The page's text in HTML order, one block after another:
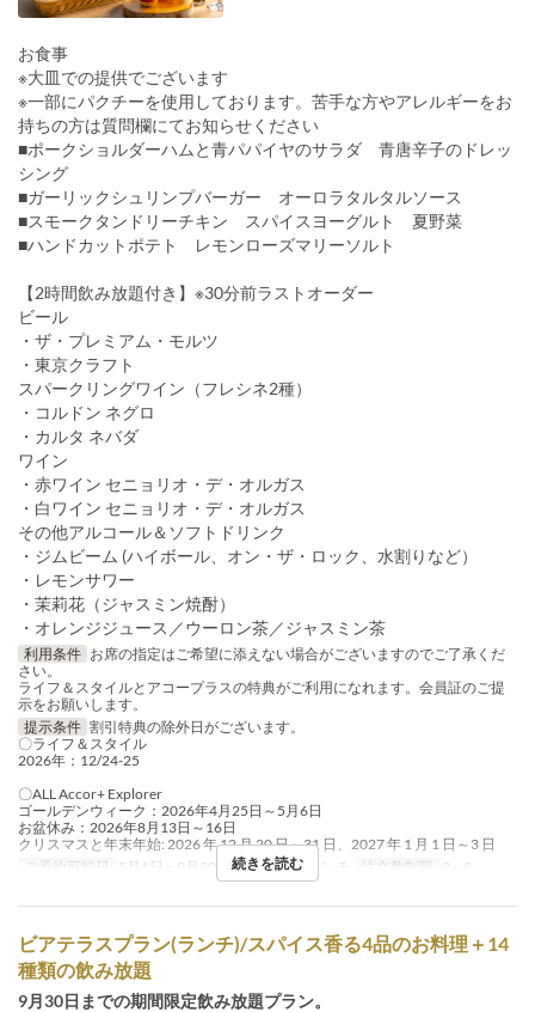
お食事
※大皿での提供でございます
※一部にパクチーを使用しております。苦手な方やアレルギーをお
持ちの方は質問欄にてお知らせください
■ポークショルダーハムと青パパイヤのサラダ 青唐辛子のドレッ
シング
■ガーリックシュリンプバーガー オーロラタルタルソース
■スモークタンドリーチキン スパイスヨーグルト 夏野菜
■ハンドカットポテト レモンローズマリーソルト
【2時間飲み放題付き】※30分前ラストオーダー
ビール
・ザ・プレミアム・モルツ
・東京クラフト
スパークリングワイン（フレシネ2種）
・コルドン ネグロ
・カルタ ネバダ
ワイン
・赤ワイン セニョリオ・デ・オルガス
・白ワイン セニョリオ・デ・オルガス
その他アルコール＆ソフトドリンク
・ジムビーム (ハイボール、オン・ザ・ロック、水割りなど）
・レモンサワー
・茉莉花（ジャスミン焼酎）
・オレンジジュース／ウーロン茶／ジャスミン茶
利用条件 お席の指定はご希望に添えない場合がございますのでご了承くだ
さい。
ライフ＆スタイルとアコープラスの特典がご利用になれます。会員証のご提
示をお願いします。
提示条件 割引特典の除外日がございます。
〇ライフ＆スタイル
2026年：12/24-25
〇ALL Accor+ Explorer
ゴールデンウィーク：2026年4月25日～5月6日
お盆休み：2026年8月13日～16日
クリスマスと年末年始: 2026 年 12 月 20 日～31 日、2027 年 1 月 1 日～3 日
ご予約可能日
5月1日 ~ 9月30日 食事時間 ランチ 注文数制限 2 ~ 8
続きを読む
ビアテラスプラン(ランチ)/スパイス香る4品のお料理＋14
種類の飲み放題
9月30日までの期間限定飲み放題プラン。